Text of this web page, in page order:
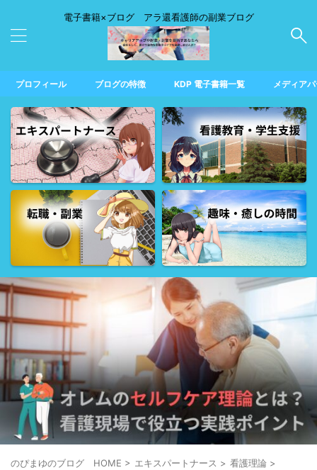
電子書籍×ブログ アラ還看護師の副業ブログ
プロフィール ブログの特徴 KDP 電子書籍一覧 メディア
のぴまゆのブログ HOME > エキスパートナース > 看護理論 >